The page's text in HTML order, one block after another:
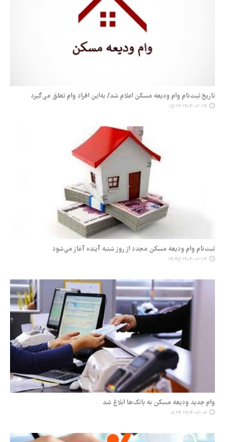
تاریخ ثبت‌نام وام ودیعه مسکن اعلام شد/ به‌این افراد وام تعلق می‌گیرد
۱۴۰۴-۰۲-۱۴ ۱۵:۲۶
ثبت‌نام‌ وام ودیعه مسکن مجدد از روز شنبه آینده آغاز می‌شود
۱۴۰۴-۰۲-۱۳ ۱۴:۴۵
وام جدید ودیعه مسکن به بانک‌ها ابلاغ شد
۱۴۰۴-۰۲-۰۶ ۰۹:۲۴